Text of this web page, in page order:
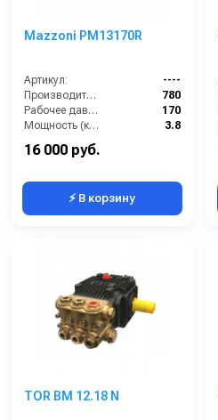
Mazzoni PM13170R
Артикул:
----
Производительность (л/ч):
780
Рабочее давление (бар):
170
Мощность (кВт):
3.8
16 000 руб.
⚡ В корзину
TOR BM 12.18 N